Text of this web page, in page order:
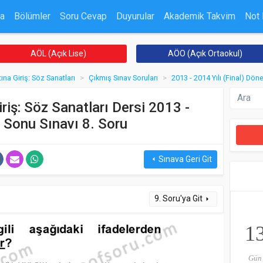
Bölümler Soru Cevap Duyurular Akademik Takvim Not
AÖL (Açık Lise) AÖO (Açık Ortaokul)
Giriş: Söz Sanatları Çıkmış Sınav Soruları 2013 - 2014 Yılı (Final)
Söz Sanatları Dersi 2013 -
Sınavı 8. Soru
arrow_leftSınava Geri Git
9. Soru'ya Git arrow_right
Gün